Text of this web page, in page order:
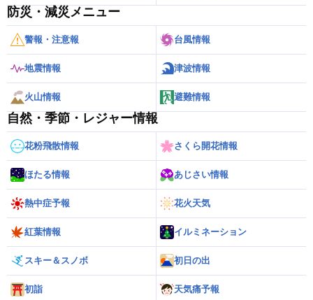
防災・減災メニュー
警報・注意報 台風情報
地震情報 津波情報
火山情報 避難情報
自然・季節・レジャー情報
花粉飛散情報 さくら開花情報
ほたる情報 あじさい情報
熱中症予報 花火天気
紅葉情報 イルミネーション
スキー＆スノボ 初日の出
初詣 天気痛予報